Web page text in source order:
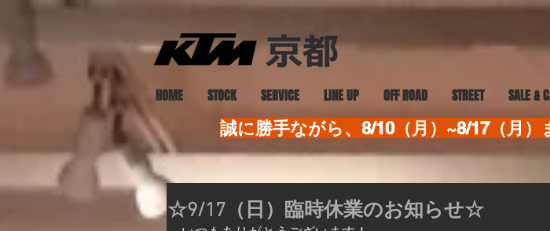
HOME STOCK SERVICE LINE UP OFF ROAD STREET SALE &
誠に勝手ながら、8/10（月）~8/17（月
☆9/17（日）臨時休業のお知らせ☆